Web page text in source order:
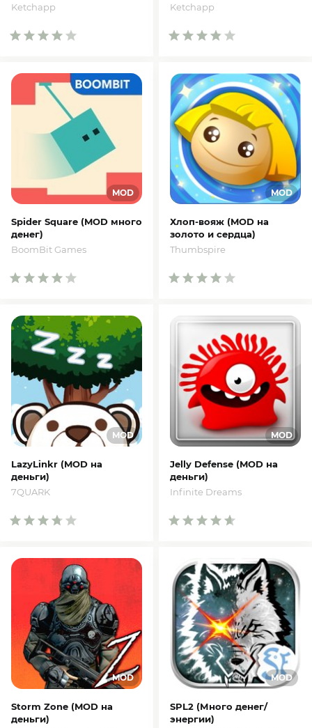
Ketchapp
Ketchapp
Spider Square (MOD много
денег)
BoomBit Games
Хлоп-вояж (MOD на
золото и сердца)
Thumbspire
LazyLinkr (MOD на
деньги)
7QUARK
Jelly Defense (MOD на
деньги)
Infinite Dreams
Storm Zone (MOD на
деньги)
SPL2 (Много денег/
энергии)